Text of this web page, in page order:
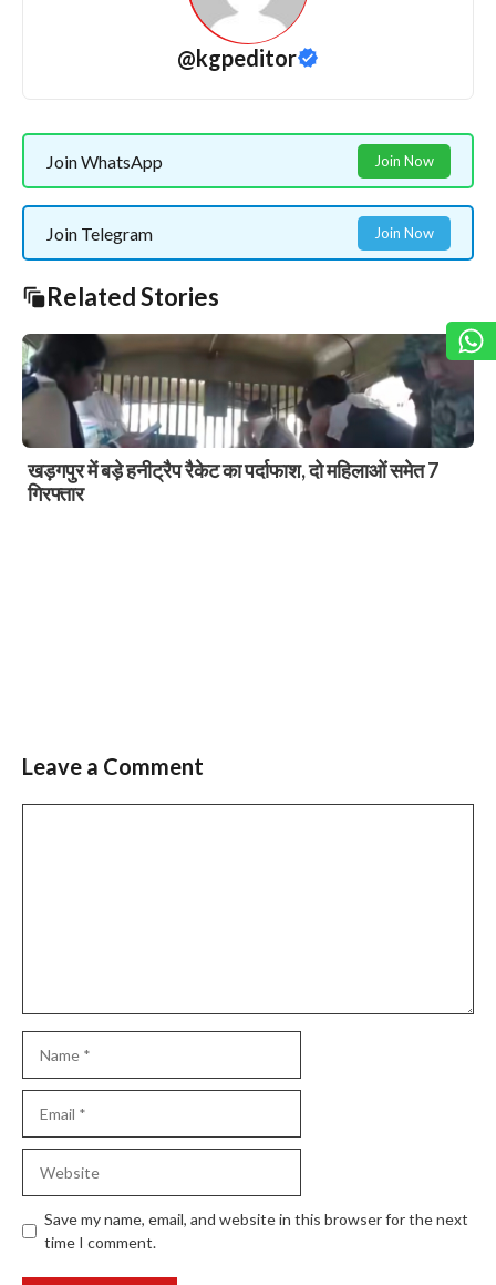
@kgpeditor
Join WhatsApp Join Now
Join Telegram Join Now
Related Stories
Slide 3 of 6
Leave a Comment
Save my name, email, and website in this browser for the next
time I comment.